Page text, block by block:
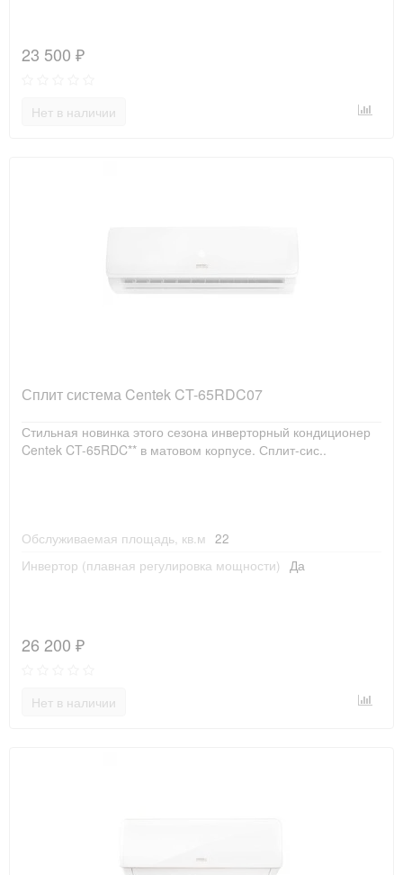
23 500 ₽
Нет в наличии
Сплит система Centek CT-65RDC07
Стильная новинка этого сезона инверторный кондиционер
Centek CT-65RDC** в матовом корпусе. Сплит-сис..
Обслуживаемая площадь, кв.м 22
Инвертор (плавная регулировка мощности)
Да
26 200 ₽
Нет в наличии